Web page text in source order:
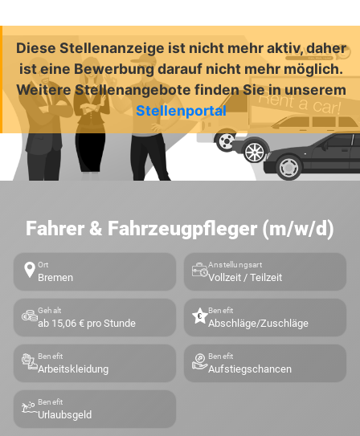
Diese Stellenanzeige ist nicht mehr aktiv, daher
ist eine Bewerbung darauf nicht mehr möglich.
Weitere Stellenangebote finden Sie in unserem
Stellenportal
Fahrer & Fahrzeugpfleger (m/w/d)
Ort
Bremen
Anstellungsart
Vollzeit / Teilzeit
Gehalt
ab 15,06 € pro Stunde
Benefit
Abschläge/Zuschläge
Benefit
Arbeitskleidung
Benefit
Aufstiegschancen
Benefit
Urlaubsgeld